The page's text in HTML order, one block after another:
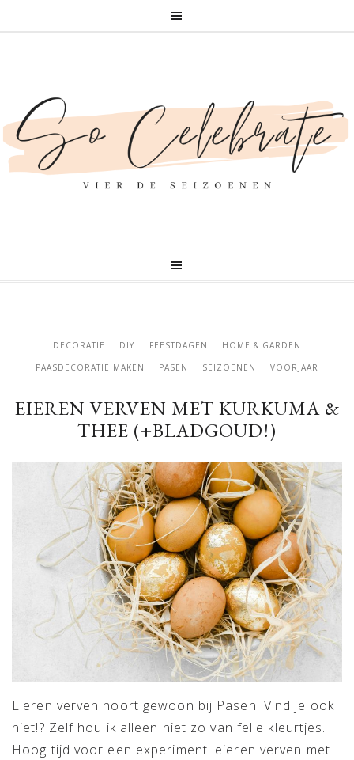
DECORATIE DIY FEESTDAGEN
HOME & GARDEN
PAASDECORATIE MAKEN
PASEN SEIZOENEN VOORJAAR
EIEREN VERVEN MET KURKUMA &
THEE (+BLADGOUD!)
Eieren verven hoort gewoon bij Pasen. Vind je ook
niet!? Zelf hou ik alleen niet zo van felle kleurtjes.
Hoog tijd voor een experiment: eieren verven met